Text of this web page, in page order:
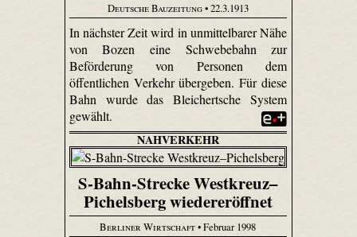
Deutsche Bauzeitung• 22.3.1913
In nächster Zeit wird in unmittelbarer Nähe
von Bozen eine Schwebebahn zur
Beförderung von Personen dem
öffentlichen Verkehr übergeben. Für diese
Bahn wurde das Bleichert­sche System
gewählt.
NAHVERKEHR
S-Bahn-Strecke Westkreuz–
Pichelsberg wiedereröffnet
Berliner Wirtschaft• Februar 1998